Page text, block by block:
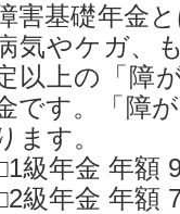
害基礎年金
気やケガ、
以上の「障
です。「障
ます。
級年金 年額
級年金 年額